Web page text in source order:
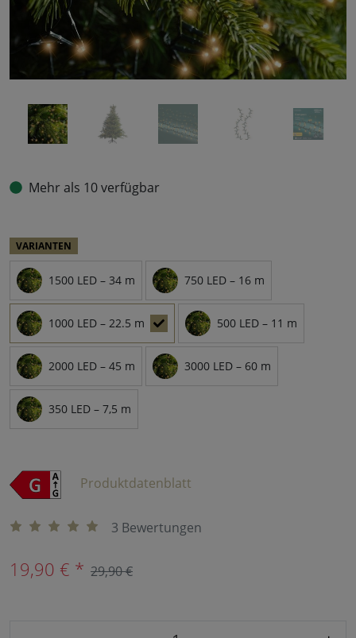
Mehr als 10 verfügbar
VARIANTEN
1500 LED – 34 m 750 LED – 16 m
1000 LED – 22.5 m 500 LED – 11 m
2000 LED – 45 m 3000 LED – 60 m
350 LED – 7,5 m
Produktdatenblatt
3 Bewertungen
19,90 € * 29,90 €